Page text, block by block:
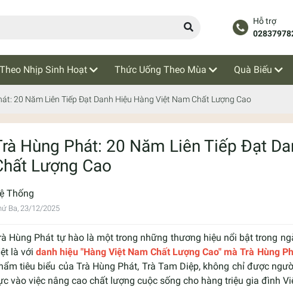
Hỗ trợ
Nhịp Sinh Hoạt Thức Uống Theo Mùa Quà Biếu
20 Năm Liên Tiếp Đạt Danh Hiệu Hàng Việt Nam Chất Lượng Cao
Hùng Phát: 20 Năm Liên Tiếp Đạt
Lượng Cao
Thống
Ba, 23/12/2025
Hùng Phát tự hào là một trong những thương hiệu nổi bật trong
là vớidanh hiệu "Hàng Việt Nam Chất Lượng Cao" mà Trà Hùng
tiêu biểu của Trà Hùng Phát, Trà Tam Diệp, không chỉ được
vào việc nâng cao chất lượng cuộc sống cho hàng triệu gia đình